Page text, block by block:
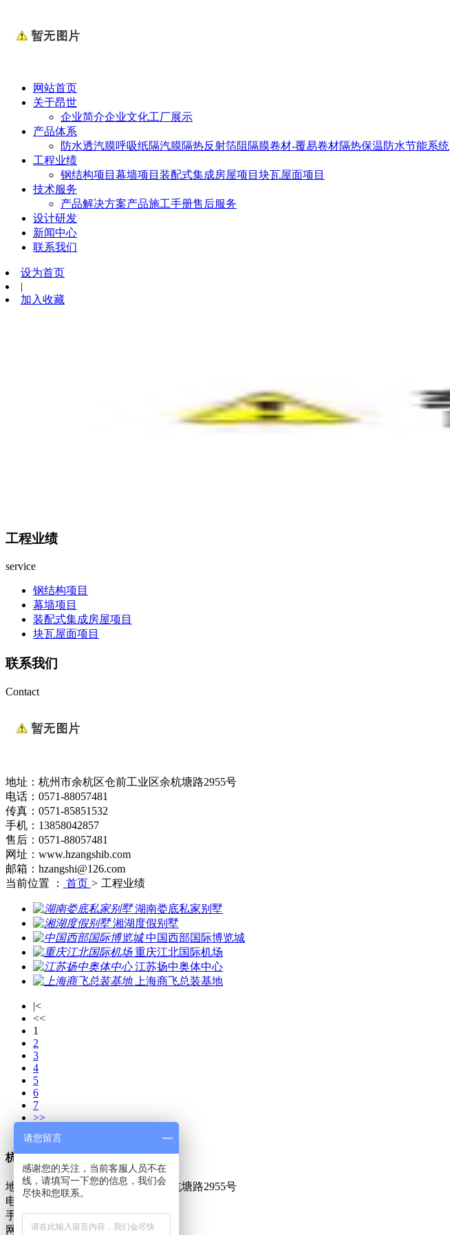
网站首页
关于昂世
企业简介企业文化工厂展示
产品体系
防水透汽膜呼吸纸隔汽膜隔热反射箔阻隔膜卷材-覆易卷材隔热保温防水节能系统
工程业绩
钢结构项目 幕墙项目 装配式集成房屋项目 块瓦屋面项目
技术服务
产品解决方案产品施工手册售后服务
设计研发
新闻中心
联系我们
设为首页
|
加入收藏
工程业绩
service
钢结构项目
幕墙项目
装配式集成房屋项目
块瓦屋面项目
联系我们
Contact
地址：杭州市余杭区仓前工业区余杭塘路2955号
电话：0571-88057481
传真：0571-85851532
手机：13858042857
售后：0571-88057481
网址：www.hzangshib.com
邮箱：hzangshi@126.com
当前位置 ：
首页 > 工程业绩
湖南娄底私家别墅
湘湖度假别墅
中国西部国际博览城
重庆江北国际机场
江苏扬中奥体中心
上海商飞总装基地
|<
<<
1
2
3
4
5
6
7
>>
杭州昂世建筑节能科技有限公司
地址：杭州市余杭区仓前工业区余杭塘路2955号
电话：0571-88057481
手机：13735826380
网址：www.hzangshib.com
请您留言
感谢您的关注，当前客服人员不在
线，请填写一下您的信息，我们会
尽快和您联系。